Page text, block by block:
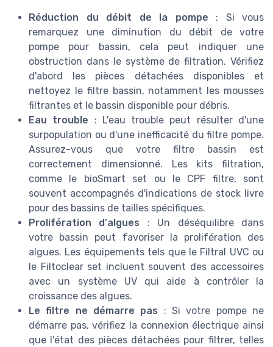
Réduction du débit de la pompe : Si vous
remarquez une diminution du débit de votre
pompe pour bassin, cela peut indiquer une
obstruction dans le système de filtration. Vérifiez
d'abord les pièces détachées disponibles et
nettoyez le filtre bassin, notamment les mousses
filtrantes et le bassin disponible pour débris.
Eau trouble : L'eau trouble peut résulter d'une
surpopulation ou d'une inefficacité du filtre pompe.
Assurez-vous que votre filtre bassin est
correctement dimensionné. Les kits filtration,
comme le bioSmart set ou le CPF filtre, sont
souvent accompagnés d'indications de stock livre
pour des bassins de tailles spécifiques.
Prolifération d'algues : Un déséquilibre dans
votre bassin peut favoriser la prolifération des
algues. Les équipements tels que le Filtral UVC ou
le Filtoclear set incluent souvent des accessoires
avec un système UV qui aide à contrôler la
croissance des algues.
Le filtre ne démarre pas : Si votre pompe ne
démarre pas, vérifiez la connexion électrique ainsi
que l'état des pièces détachées pour filtrer, telles